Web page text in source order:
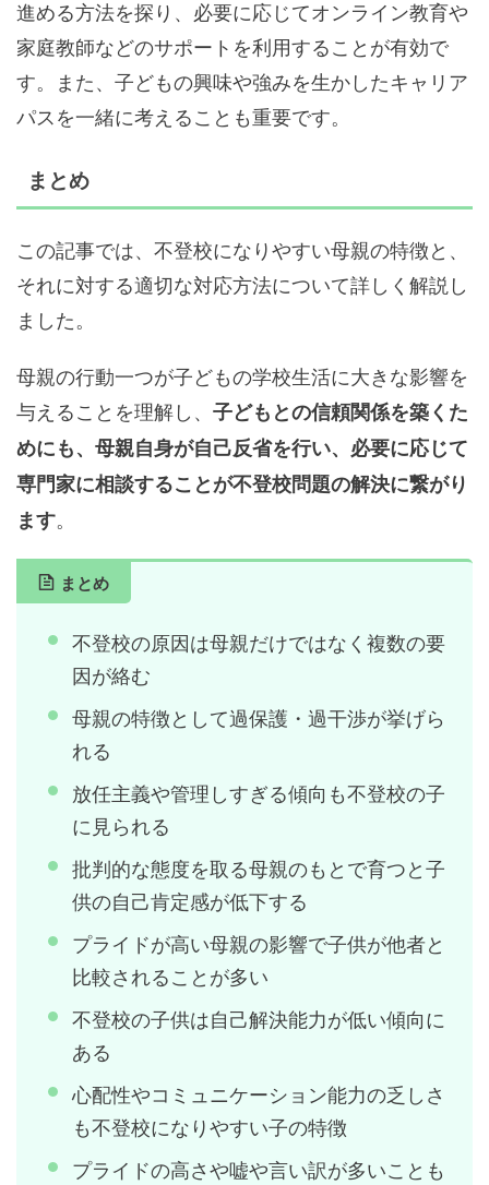
進める方法を探り、必要に応じてオンライン教育や
家庭教師などのサポートを利用することが有効で
す。また、子どもの興味や強みを生かしたキャリア
パスを一緒に考えることも重要です。
まとめ
この記事では、不登校になりやすい母親の特徴と、
それに対する適切な対応方法について詳しく解説し
ました。
母親の行動一つが子どもの学校生活に大きな影響を
与えることを理解し、 子どもとの信頼関係を築くた
めにも、母親自身が自己反省を行い、必要に応じて
専門家に相談することが不登校問題の解決に繋がり
ます。
まとめ
不登校の原因は母親だけではなく複数の要
因が絡む
母親の特徴として過保護・過干渉が挙げら
れる
放任主義や管理しすぎる傾向も不登校の子
に見られる
批判的な態度を取る母親のもとで育つと子
供の自己肯定感が低下する
プライドが高い母親の影響で子供が他者と
比較されることが多い
不登校の子供は自己解決能力が低い傾向に
ある
心配性やコミュニケーション能力の乏しさ
も不登校になりやすい子の特徴
プライドの高さや嘘や言い訳が多いことも